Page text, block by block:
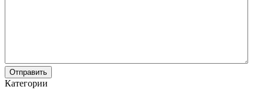
Отправить
Категории